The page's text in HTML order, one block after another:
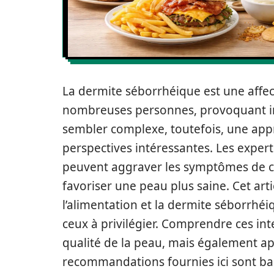
La dermite séborrhéique est une
nombreuses personnes,
sembler complexe, toutefois, une
perspectives intéressantes. Les
peuvent aggraver les symptômes de
favoriser une peau plus saine. Cet
l’alimentation et la dermite
ceux à privilégier. Comprendre ces
qualité de la peau, mais également
recommandations fournies ici sont